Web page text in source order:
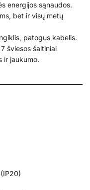
energijos sąnaudos.
bet ir visų metų
patogus kabelis.
šviesos šaltiniai
ir jaukumo.